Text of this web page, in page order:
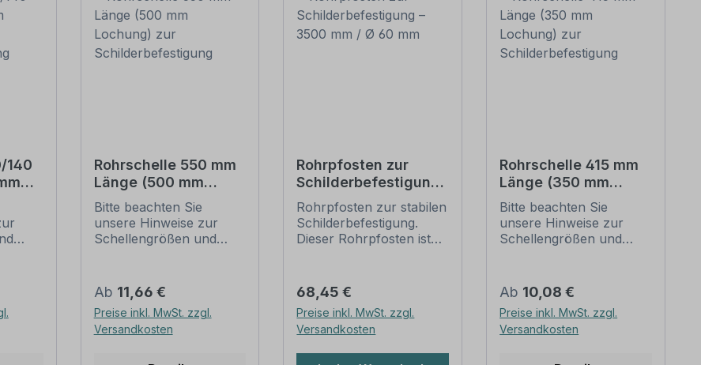
140
Rohrschelle 550 mm
Länge (500 mm
Lochung) zur
Schilderbefestigung
Bitte beachten Sie
unsere Hinweise zur
Schellengrößen und
(weiter unten).
Rohrschellen nach der
IVZ-Norm stellen die
Standardbefestigungen
Regulärer Preis:
Ab 11,66 €
Preise inkl. MwSt. zzgl.
Versandkosten
Rohrpfosten zur
Schilderbefestigung
– 3500 mm / Ø 60
mm
Rohrpfosten zur stabilen
Schilderbefestigung.
Dieser Rohrpfosten ist
60 mm geeignet.
Merkmale dieses
Rohrpfostens:
Ausführung: Stahl,
Regulärer Preis:
68,45 €
Preise inkl. MwSt. zzgl.
Versandkosten
Rohrschelle 415 mm
Länge (350 mm
Lochung) zur
Schilderbefestigung
Bitte beachten Sie
unsere Hinweise zur
Schellengrößen und
(weiter unten).
Rohrschellen nach der
IVZ-Norm stellen die
Standardbefestigungen
Regulärer Preis:
Ab 10,08 €
Preise inkl. MwSt. zzgl.
Versandkosten